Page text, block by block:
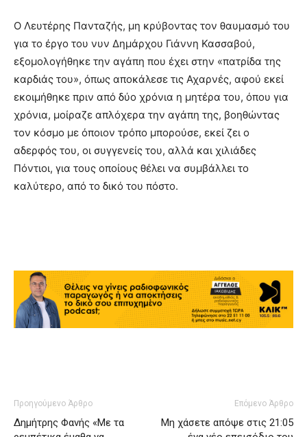
Ο Λευτέρης Πανταζής, μη κρύβοντας τον θαυμασμό του
για το έργο του νυν Δημάρχου Γιάννη Κασσαβού,
εξομολογήθηκε την αγάπη που έχει στην «πατρίδα της
καρδιάς του», όπως αποκάλεσε τις Αχαρνές, αφού εκεί
εκοιμήθηκε πριν από δύο χρόνια η μητέρα του, όπου για
χρόνια, μοίραζε απλόχερα την αγάπη της, βοηθώντας
τον κόσμο με όποιον τρόπο μπορούσε, εκεί ζει ο
αδερφός του, οι συγγενείς του, αλλά και χιλιάδες
Πόντιοι, για τους οποίους θέλει να συμβάλλει το
καλύτερο, από το δικό του πόστο.
Προηγούμενο Άρθρο
Δημήτρης Φανής «Με τα
Επόμενο Άρθρο
Μη χάσετε απόψε στις 21:05